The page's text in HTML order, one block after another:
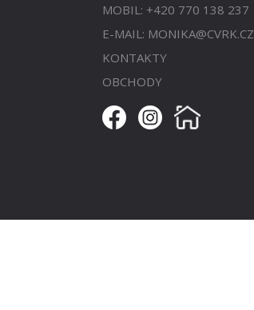
MOBIL: +420 770 138 237
E-MAIL: MONIKA@CVRK.CZ
KONTAKTY
OBCHODY